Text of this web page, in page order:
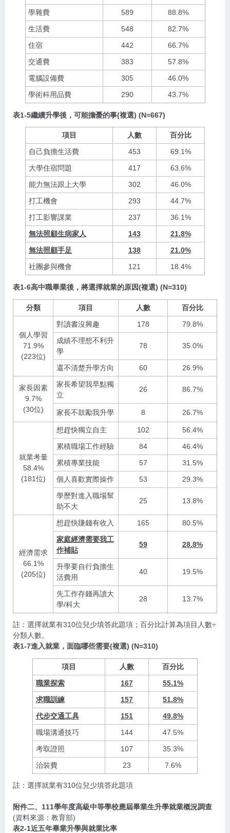
學雜費
589
88.8%
生活費
548
82.7%
住宿
442
66.7%
交通費
383
57.8%
電腦設備費
305
46.0%
學術科用品費
290 43.7%
表1-5繼續升學後，可能擔憂的事(複選) (N=667)
項目 人數
百分比
自己負擔生活費
453
69.1%
大學住宿問題
417
63.6%
能力無法跟上大學
302
46.0%
打工機會
293
44.7%
打工影響課業
237
36.1%
無法照顧生病家人
143
21.8%
無法照顧手足
138
21.0%
社團參與機會
121 18.4%
表1-6高中職畢業後， 將選擇就業的原因(複選) (N=310)
分類 項目 人數 百分比
個人學習
71.9%
(223位)
對讀書沒興趣 178
79.8%
成績不理想不利升
學
78 35.0%
還不清楚升學方向 60 26.9%
家長因素
9.7%
(30位)
家長希望我早點獨
立
26 86.7%
家長不鼓勵我升學 8 26.7%
就業考量
58.4%
(181位)
想趕快獨立自主 102
56.4%
累積職場工作經驗
84
46.4%
累積專業技能
57
31.5%
個人喜歡實際操作
53
29.3%
學歷對進入職場幫
助不大
25 13.8%
經濟需求
66.1%
(205位)
想趕快賺錢有收入 165
80.5%
家庭經濟需要我工
作補貼
59 28.8%
升學要自行負擔生
活費用
40 19.5%
先工作存錢再讀大
學/科大
28 13.7%
註：選擇就業有310位兒少填答此題項；百分比計算為項目人數÷
分類人數。
表1-7進入就業，面臨哪些需要(複選) (N=310)
項目 人數
百分比
職業探索
167
55.1%
求職訓練
157
51.8%
代步交通工具
151
49.8%
職場溝通技巧
144
47.5%
考取證照
107
35.3%
治裝費
23 7.6%
註：選擇就業有310位兒少填答此題項
附件二、111學年度高級中等學校應屆畢業生升學就業概況調查
(資料來源：教育部)
表2-1近五年畢業升學與就業比率